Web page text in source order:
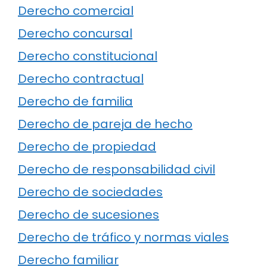
Derecho comercial
Derecho concursal
Derecho constitucional
Derecho contractual
Derecho de familia
Derecho de pareja de hecho
Derecho de propiedad
Derecho de responsabilidad civil
Derecho de sociedades
Derecho de sucesiones
Derecho de tráfico y normas viales
Derecho familiar